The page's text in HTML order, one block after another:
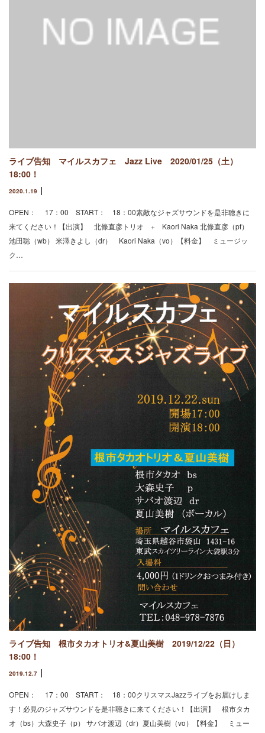
ライブ告知 マイルスカフェ Jazz Live 2020/01/25（土）
18:00！
2020.1.19
OPEN： 17：00 START： 18：00素敵なジャズサウンドを是非聴きに
来てください！【出演】 北條直彦トリオ + Kaori Naka 北條直彦（pf）
池田聡（wb） 米澤きよし（dr） Kaori Naka（vo）【料金】 ミュージッ
ク…
ライブ告知 根市タカオトリオ&夏山美樹 2019/12/22（日）
18:00！
2019.12.7
OPEN： 17：00 START： 18：00クリスマスJazzライブをお届けしま
す！必見のジャズサウンドを是非聴きに来てください！【出演】 根市タカ
オ（bs）大森史子（p） サバオ渡辺（dr）夏山美樹（vo）【料金】 ミュー